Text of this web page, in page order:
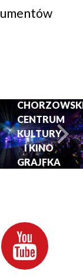
CENTRUM
KULTURY
I KINO
GRAJFKA